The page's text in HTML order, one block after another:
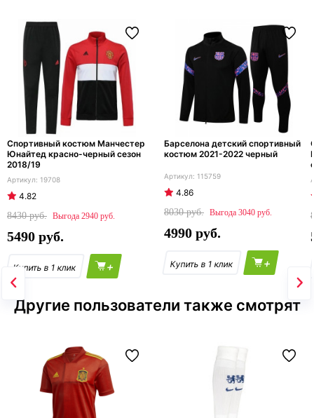
Спортивный костюм Манчестер
Юнайтед красно-черный сезон
2018/19
19708
4.82
8430
2940
5490
+
Барселона детский спортивный
костюм 2021-2022 черный
115759
4.86
8030
3040
4990
+
Другие пользователи также смотрят